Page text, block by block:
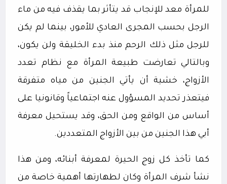
للمرأة معد للإنجاب قد يتأثر بما يقذف فيه من ماء
الرجل بحسب المجرى العادي للأمور، بينما لم يكن
للرجل مثل ذلك الرحم منذ بدء الخليقة ولن يكون،
وبالتالي تعارضت طبيعة المرأة مع نظام تعدد
الأزواج، خشية أن يأتي الجنين من مياه متفرقة
فيتعذر تحديد المسؤول عنه اجتماعياً وقانونيا على
أساس من الواقع ومن الحق، وقد يستحيل معرفة
أبي هذا الجنين من بين الأزواج المتعددين.
كما تأخذ كل زوج الحيرة لمعرفة أبنائه، ومن هذا
نشأ شرف المرأة وكان لطهارتها أهمية خاصة من